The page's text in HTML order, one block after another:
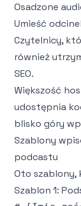
Osadzone
Umieść
Czytelnicy,
również
SEO.
Większość
udostępnia
blisko góry
Szablony
podcastu
Oto szablony,
Szablon 1: